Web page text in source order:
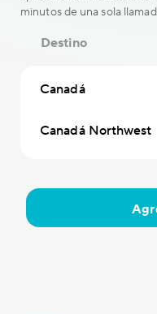
minutos de una sola
Destino
Canadá
Canadá Northwest